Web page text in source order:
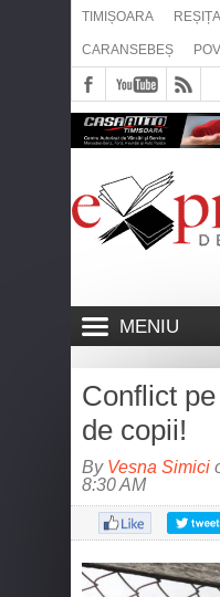
TIMIȘOARA REȘIȚA
CARANSEBEȘ
MENIU
Conflict
de copii!
By Vesna Simici
8:30 AM